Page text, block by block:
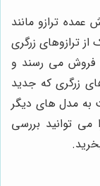
عمده ترازو مانند
ترازوهای زرگری
فروش می رسند و
زرگری که جدید
به مدل های دیگر
می توانید بررسی